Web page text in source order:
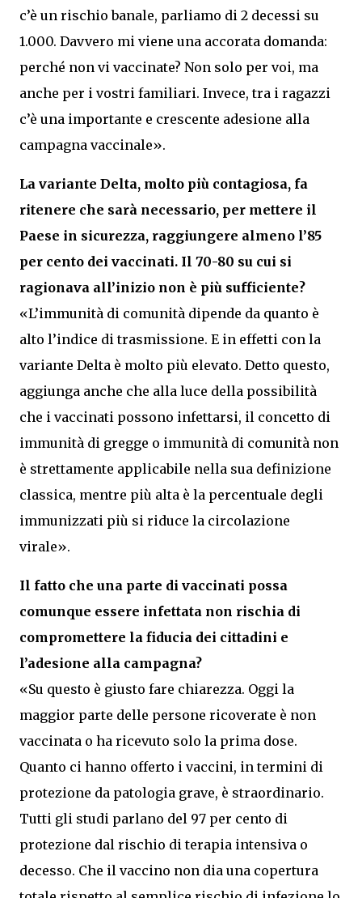
c’è un rischio banale, parliamo di 2 decessi su
1.000. Davvero mi viene una accorata domanda:
perché non vi vaccinate? Non solo per voi, ma
anche per i vostri familiari. Invece, tra i ragazzi
c’è una importante e crescente adesione alla
campagna vaccinale».
La variante Delta, molto più contagiosa, fa
ritenere che sarà necessario, per mettere il
Paese in sicurezza, raggiungere almeno l’85
per cento dei vaccinati. Il 70-80 su cui si
ragionava all’inizio non è più sufficiente?
«L’immunità di comunità dipende da quanto è
alto l’indice di trasmissione. E in effetti con la
variante Delta è molto più elevato. Detto questo,
aggiunga anche che alla luce della possibilità
che i vaccinati possono infettarsi, il concetto di
immunità di gregge o immunità di comunità non
è strettamente applicabile nella sua definizione
classica, mentre più alta è la percentuale degli
immunizzati più si riduce la circolazione
virale».
Il fatto che una parte di vaccinati possa
comunque essere infettata non rischia di
compromettere la fiducia dei cittadini e
l’adesione alla campagna?
«Su questo è giusto fare chiarezza. Oggi la
maggior parte delle persone ricoverate è non
vaccinata o ha ricevuto solo la prima dose.
Quanto ci hanno offerto i vaccini, in termini di
protezione da patologia grave, è straordinario.
Tutti gli studi parlano del 97 per cento di
protezione dal rischio di terapia intensiva o
decesso. Che il vaccino non dia una copertura